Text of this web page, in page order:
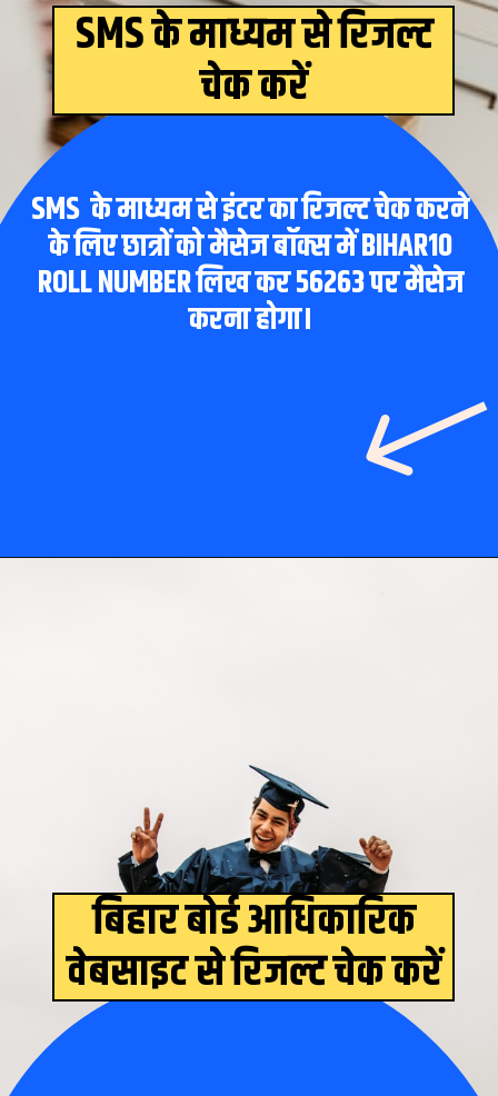
SMS के माध्यम से इंटर का रिजल्ट चेक करने
के लिए छात्रों को मैसेज बॉक्स में BIHAR10
ROLL NUMBER लिख कर 56263 पर मैसेज
करना होगा।
SMS केमाध्यमसे रिजल्ट
चेक करें
बिहार बोर्ड आधिकारिक
वेबसाइट से रिजल्ट चेक करें